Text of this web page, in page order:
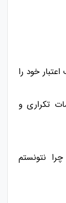
خود را
تکراری و
نتونستم